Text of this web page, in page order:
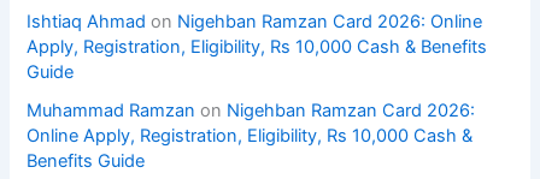
Ishtiaq Ahmad on Nigehban Ramzan Card 2026: Online
Apply, Registration, Eligibility, Rs 10,000 Cash & Benefits
Guide
Muhammad Ramzan on Nigehban Ramzan Card 2026:
Online Apply, Registration, Eligibility, Rs 10,000 Cash &
Benefits Guide